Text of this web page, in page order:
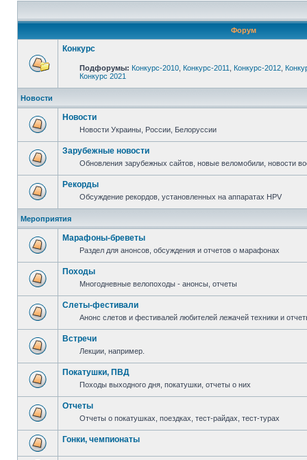
Форум
Конкурс
Подфорумы: Конкурс-2010 Конкурс-2011 Конкурс-2012
Конкурс 2021
Новости
Новости
Новости Украины, России, Белоруссии
Зарубежные новости
Обновления зарубежных сайтов, новые веломобили, новости
Рекорды
Обсуждение рекордов, установленных на аппаратах HPV
Мероприятия
Марафоны-бреветы
Раздел для анонсов, обсуждения и отчетов о марафонах
Походы
Многодневные велопоходы - анонсы, отчеты
Слеты-фестивали
Анонс слетов и фестивалей любителей лежачей техники и
Встречи
Лекции, например.
Покатушки, ПВД
Походы выходного дня, покатушки, отчеты о них
Отчеты
Отчеты о покатушках, поездках, тест-райдах, тест-турах
Гонки, чемпионаты